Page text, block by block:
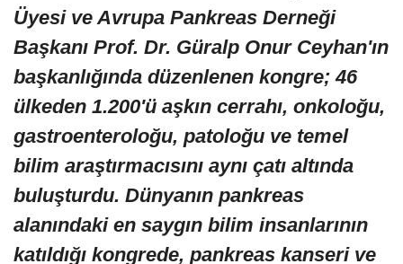
Üyesi ve Avrupa Pankreas Derneği
Başkanı Prof. Dr. Güralp Onur Ceyhan'ın
başkanlığında düzenlenen kongre; 46
ülkeden 1.200'ü aşkın cerrahı, onkoloğu,
gastroenteroloğu, patoloğu ve temel
bilim araştırmacısını aynı çatı altında
buluşturdu. Dünyanın pankreas
alanındaki en saygın bilim insanlarının
katıldığı kongrede, pankreas kanseri ve